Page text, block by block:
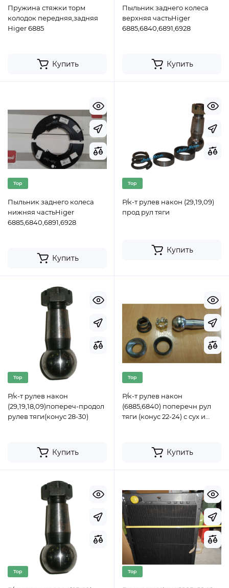
Пружина стяжки торм
колодок передняя,задняя
Higer 6885
Купить
Пыльник заднего колеса
верхняя частьHiger
6885,6840,6891,6928
Купить
Top
Пыльник заднего колеса
нижняя частьHiger
6885,6840,6891,6928
Купить
Top
Р/к-т рулев након (29,19,09)
прод рул тяги
Купить
Top
Р/к-т рулев након
(29,19,18,09)попереч-продол
рулев тяги(конус 28-30)
Купить
Top
Р/к-т рулев након
(6885,6840) поперечн рул
тяги (конус 22-24) с сух и
Купить
Top Top